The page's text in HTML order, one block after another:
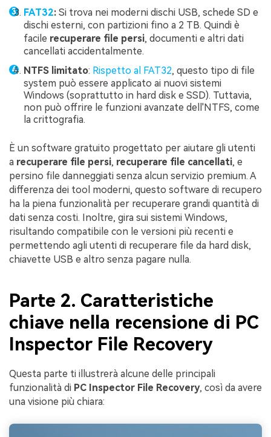
FAT32: Si trova nei moderni dischi USB, schede SD e
dischi esterni, con partizioni fino a 2 TB. Quindi è
facile recuperare file persi, documenti e altri dati
cancellati accidentalmente.
NTFS limitato: Rispetto al FAT32, questo tipo di file
system può essere applicato ai nuovi sistemi
Windows (soprattutto in hard disk e SSD). Tuttavia,
non può offrire le funzioni avanzate dell'NTFS, come
la crittografia.
È un software gratuito progettato per aiutare gli utenti
a recuperare file persi, recuperare file cancellati, e
persino file danneggiati senza alcun servizio premium. A
differenza dei tool moderni, questo software di recupero
ha la piena funzionalità per recuperare grandi quantità di
dati senza costi. Inoltre, gira sui sistemi Windows,
risultando compatibile con le versioni più recenti e
permettendo agli utenti di recuperare file da hard disk,
chiavette USB e altro senza pagare nulla.
Parte 2. Caratteristiche
chiave nella recensione di PC
Inspector File Recovery
Questa parte ti illustrerà alcune delle principali
funzionalità di PC Inspector File Recovery, così da avere
una visione più chiara: